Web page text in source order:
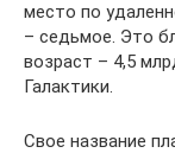
место по
– седьмое. Это
возраст – 4,5
Галактики.
Свое название